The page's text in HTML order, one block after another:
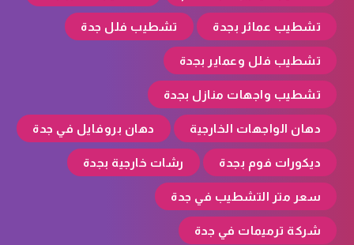
تشطيب عمائر بجدة تشطيب فلل جدة
تشطيب فلل وعماير بجدة
تشطيب واجهات منازل بجدة
دهان الواجهات الخارجية دهان بروفايل في جدة
ديكورات فوم بجدة رشات خارجية بجدة
سعر متر التشطيب في جدة
شركة ترميمات في جدة